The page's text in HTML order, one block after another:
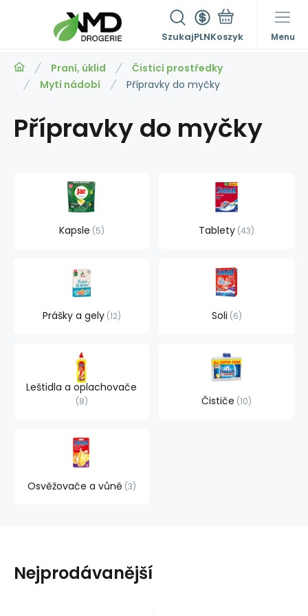
SzukajPLN Menu
Praní, úklid
Čisticí prostředky
Mytí nádobí
Přípravky do myčky
Přípravky do myčky
Kapsle 5 Tablety 43
Prášky a gely 12 Soli 6
Leštidla a oplachovače
8 Čističe 10
Osvěžovače a vůně 3
Nejprodávanější